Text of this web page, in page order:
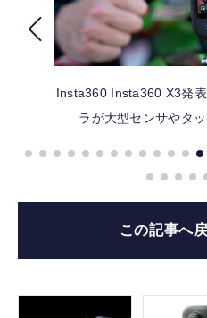
Insta360 Insta360 X3発
ラが大型センサやタ
この記事へ